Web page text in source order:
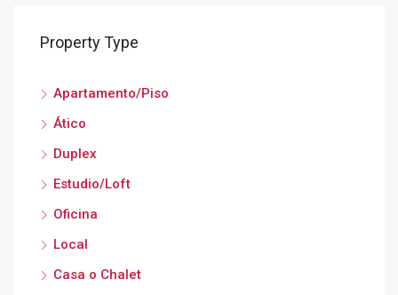
Property Type
Apartamento/Piso
Ático
Duplex
Estudio/Loft
Oficina
Local
Casa o Chalet